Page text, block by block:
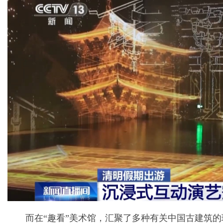
而在“趣看”美术馆，汇聚了多种有关中国古建筑